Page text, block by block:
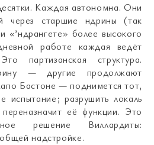
Каждая автономна. Они
через старшие ндрины (так
«’ндрангете» более высокого
работе каждая ведёт
партизанская структура.
— другие продолжают
Бастоне — поднимется тот,
испытание; разрушить локаль
её функции. Это
решение Виллардиты:
надстройке.